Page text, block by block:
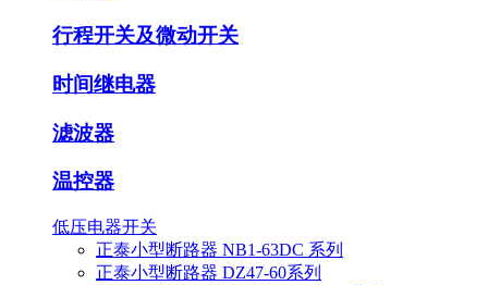
行程开关及微动开关
时间继电器
滤波器
温控器
低压电器开关
正泰小型断路器 NB1-63DC 系列
正泰小型断路器 DZ47-60系列